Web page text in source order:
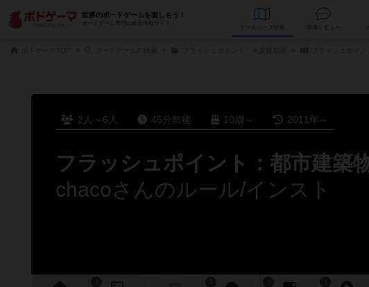
世界のボードゲームを楽しもう！
ボードゲーム専門の総合情報サイト
データベース
2人～6人 45分前後 10歳～ 2011年～
フラッシュポイント：都市建築
chacoさんのルール/インスト